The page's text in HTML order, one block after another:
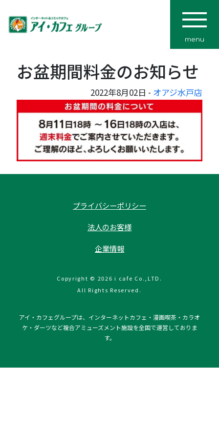
menu
お盆期間料金のお知らせ
2022年8月02日 - オアジ水戸店
プライバシーポリシー
法人のお客様
企業情報
Copyright © 2026 i cafe Co.,LTD.
All Rights Reserved.
アイ・カフェグループは、インターネットカフェ・漫画喫茶・カラオ
ケ・ダーツなど複合アミューズメント施設を全国で運営しておりま
す。